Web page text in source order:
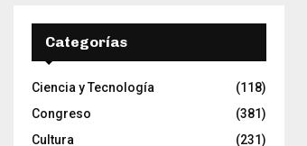
Categorías
Ciencia y Tecnología
(118)
Congreso
(381)
Cultura
(231)